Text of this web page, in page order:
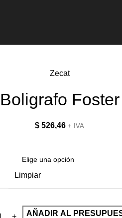
Zecat
Boligrafo Foster
$ 526,46 + IVA
Limpiar
AÑADIR AL